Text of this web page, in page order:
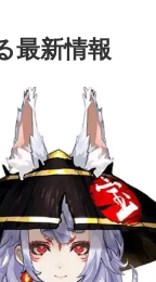
最新情報